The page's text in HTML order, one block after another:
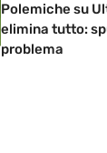
Polemiche su
elimina tutto:
problema